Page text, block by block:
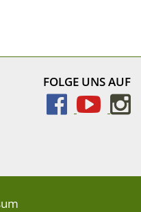
FOLGE UNS AUF